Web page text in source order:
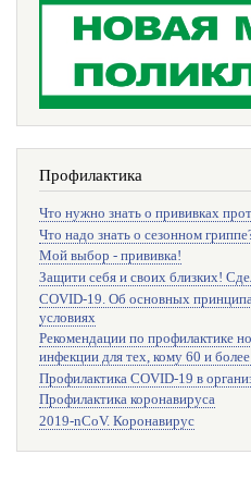
Профилактика
Что нужно знать о прививках
Что надо знать о сезонном
Мой выбор - прививка!
Защити себя и своих близких!
COVID-19. Об основных
условиях
Рекомендации по профилактике
инфекции для тех, кому 60 и более
Профилактика COVID-19 в
Профилактика коронавируса
2019-nCoV. Коронавирус